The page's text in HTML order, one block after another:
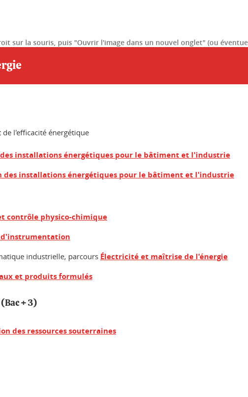
sur la souris, puis "Ouvrir l'image dans un nouvel onglet" (ou
l'efficacité énergétique
installations énergétiques pour le bâtiment et l'industrie
des installations énergétiques pour le bâtiment et l'industrie
contrôle physico-chimique
d'instrumentation
industrielle, parcours Électricité et maîtrise de l'énergie
et produits formulés
+ 3)
des ressources souterraines